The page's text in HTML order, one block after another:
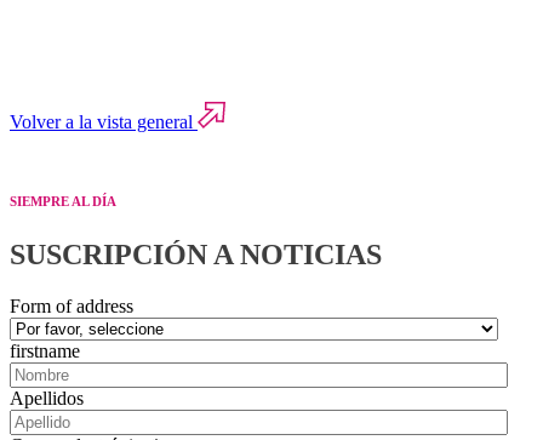
Volver a la vista general
SIEMPRE AL DÍA
SUSCRIPCIÓN A NOTICIAS
Form of address
firstname
Apellidos